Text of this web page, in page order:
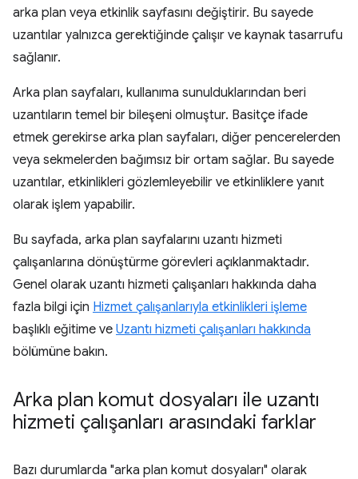
arka plan veya etkinlik sayfasını değiştirir. Bu sayede
uzantılar yalnızca gerektiğinde çalışır ve kaynak tasarrufu
sağlanır.
Arka plan sayfaları, kullanıma sunulduklarından beri
uzantıların temel bir bileşeni olmuştur. Basitçe ifade
etmek gerekirse arka plan sayfaları, diğer pencerelerden
veya sekmelerden bağımsız bir ortam sağlar. Bu sayede
uzantılar, etkinlikleri gözlemleyebilir ve etkinliklere yanıt
olarak işlem yapabilir.
Bu sayfada, arka plan sayfalarını uzantı hizmeti
çalışanlarına dönüştürme görevleri açıklanmaktadır.
Genel olarak uzantı hizmeti çalışanları hakkında daha
fazla bilgi için Hizmet çalışanlarıyla etkinlikleri işleme
başlıklı eğitime ve Uzantı hizmeti çalışanları hakkında
bölümüne bakın.
Arka plan komut dosyaları ile uzantı
hizmeti çalışanları arasındaki farklar
Bazı durumlarda "arka plan komut dosyaları" olarak